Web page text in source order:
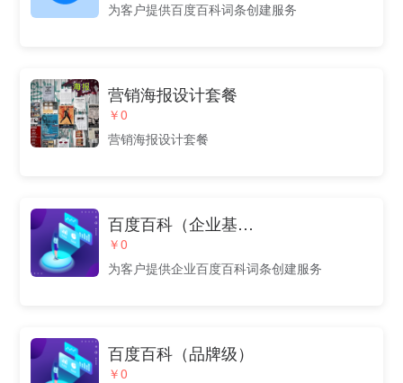
为客户提供百度百科词条创建服务
营销海报设计套餐
￥0
营销海报设计套餐
百度百科（企业基础版）
￥0
为客户提供企业百度百科词条创建服务
百度百科（品牌级）
￥0